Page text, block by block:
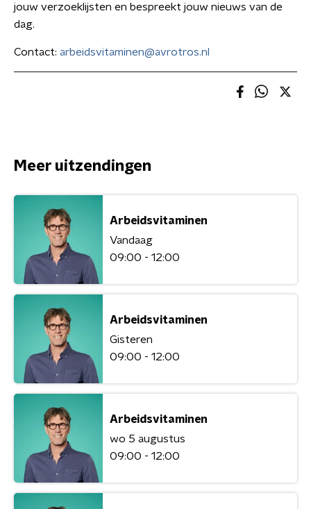
jouw verzoeklijsten en bespreekt jouw nieuws van de
dag.
Contact: arbeidsvitaminen@avrotros.nl
Meer uitzendingen
Arbeidsvitaminen
Vandaag
09:00 - 12:00
Arbeidsvitaminen
Gisteren
09:00 - 12:00
Arbeidsvitaminen
wo 5 augustus
09:00 - 12:00